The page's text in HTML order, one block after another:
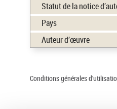
Statut de la notice
Pays
Auteur d’œuvre
Conditions générales